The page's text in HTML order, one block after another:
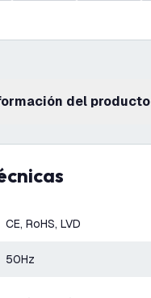
del producto
CE, RoHS, LVD
50Hz